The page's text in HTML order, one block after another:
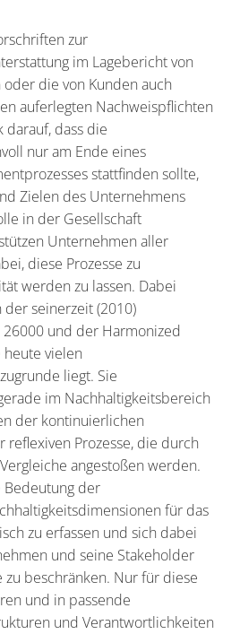
zur
im Lagebericht von
die von Kunden auch
auferlegten Nachweispflichten
dass die
nur am Ende eines
stattfinden sollte,
Zielen des Unternehmens
in der Gesellschaft
Unternehmen aller
diese Prozesse zu
werden zu lassen. Dabei
seinerzeit (2010)
und der Harmonized
heute vielen
liegt. Sie
im Nachhaltigkeitsbereich
der kontinuierlichen
reflexiven Prozesse, die durch
angestoßen werden.
Bedeutung der
für das
zu erfassen und sich dabei
und seine Stakeholder
beschränken. Nur für diese
und in passende
und Verantwortlichkeiten